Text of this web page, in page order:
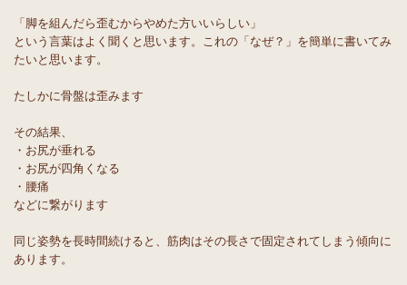
「脚を組んだら歪むからやめた方いいらしい」
という言葉はよく聞くと思います。これの「なぜ？」を簡単に書いてみ
たいと思います。
たしかに骨盤は歪みます
その結果、
・お尻が垂れる
・お尻が四角くなる
・腰痛
などに繋がります
同じ姿勢を長時間続けると、筋肉はその長さで固定されてしまう傾向に
あります。